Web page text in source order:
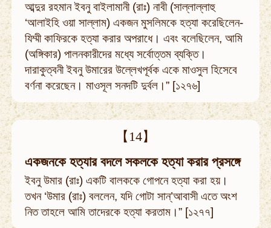
আব্দুর রহমান ইবনু বাইলামানী (রাঃ) নাবী (সাল্লাল্লাহু
‘আলাইহি ওয়া সাল্লাম) একজন মুসলিমকে হত্যা করেছিলেন-
যিম্মী কাফিরকে হত্যা করার অপরাধে। এবং বলেছিলেন, আমি
(অঙ্গিকার) পালনকারীদের মধ্যে সর্বোত্তম ব্যক্তি।
দারাকুত্বনী ইবনু উমারের উল্লেখপূর্বক একে মাওসুল হিসেবে
বর্ণনা করেছেন। মাওসূল সনদটি দুর্বল।” [১২৭৬]
【14】
একজনকে হত্যার বদলে সকলকে হত্যা করার প্রসঙ্গে
ইবনু উমার (রাঃ) একটি বালককে গোপনে হত্যা করা হয়।
তখন ‘উমার (রাঃ) বললেন, যদি গোটা সান্’আবাসী এতে অংশ
নিত তাহলে আমি তাদেরকে হত্যা করতাম।” [১২৭৭]